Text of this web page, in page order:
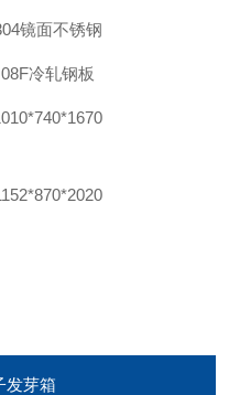
镜面不锈钢
08F冷轧钢板
*870*2020
发芽箱